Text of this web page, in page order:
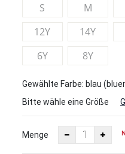
S M
12Y
14Y
6Y
8Y
Gewählte Farbe: blau
Bitte wähle eine Größe
Menge